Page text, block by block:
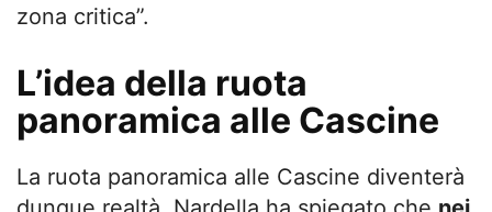
zona critica”.
L’idea della ruota
panoramica alle Cascine
La ruota panoramica alle Cascine diventerà